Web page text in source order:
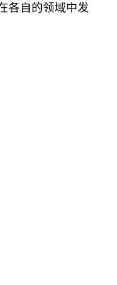
各自的领域中发